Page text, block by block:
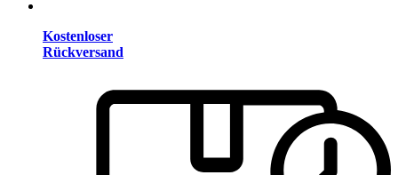
Kostenloser
Rückversand